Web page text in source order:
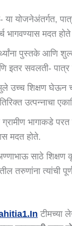
योजनेअंतर्गत, पात्र
भागवण्यास मदत
पुस्तके आणि
इतर सवलती- पात्र
उच्च शिक्षण घेऊन
उत्पन्नाचा
ग्रामीण भागाकडे
मदत होते.
साठे शिक्षण
तरुणांना त्यांची
टीमच्या